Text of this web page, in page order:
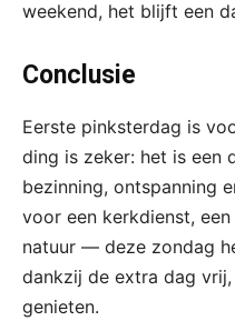
weekend, het blijft een
Conclusie
Eerste pinksterdag is
ding is zeker: het is een
bezinning, ontspanning
voor een kerkdienst,
natuur — deze zondag
dankzij de extra dag
genieten.